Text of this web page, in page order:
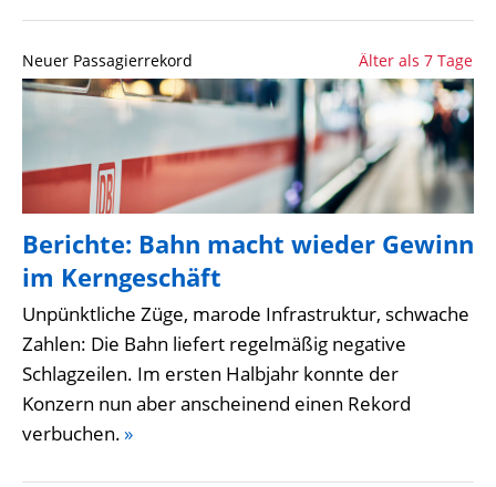
Neuer Passagierrekord Älter als 7 Tage
Berichte: Bahn macht wieder Gewinn
im Kerngeschäft
Unpünktliche Züge, marode Infrastruktur, schwache
Zahlen: Die Bahn liefert regelmäßig negative
Schlagzeilen. Im ersten Halbjahr konnte der
Konzern nun aber anscheinend einen Rekord
verbuchen.»